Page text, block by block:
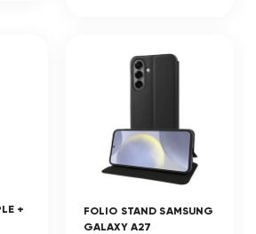
+
FOLIO STAND SAMSUNG
GALAXY A27